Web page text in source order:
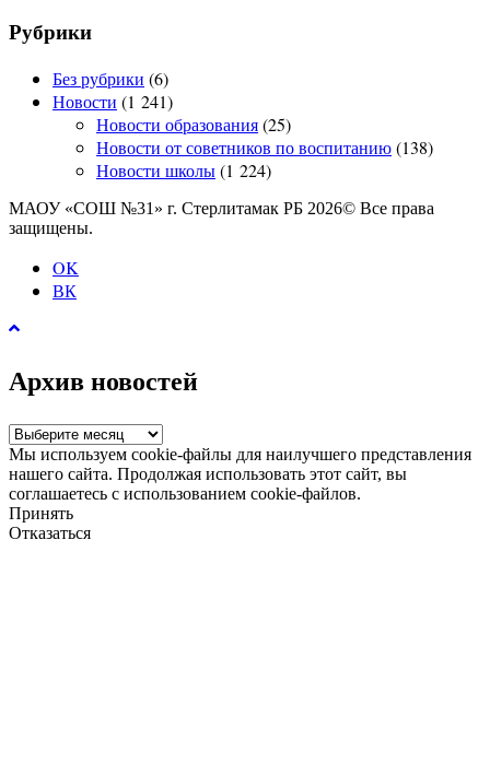
Рубрики
Без рубрики (6)
Новости (1 241)
Новости образования(25)
Новости от советников по воспитанию(138)
Новости школы(1 224)
МАОУ «СОШ №31» г. Стерлитамак РБ 2026© Все права
защищены.
OK
ВК
Архив новостей
Архив
новостей
Мы используем cookie-файлы для наилучшего представления
нашего сайта. Продолжая использовать этот сайт, вы
соглашаетесь с использованием cookie-файлов.
Принять
Отказаться